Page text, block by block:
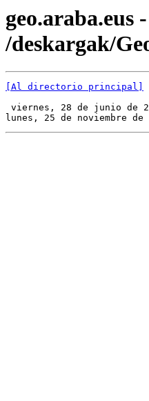
geo.araba.eus -
/deskargak/
[Al directorio principal]
viernes, 28 de junio
lunes, 25 de noviembre